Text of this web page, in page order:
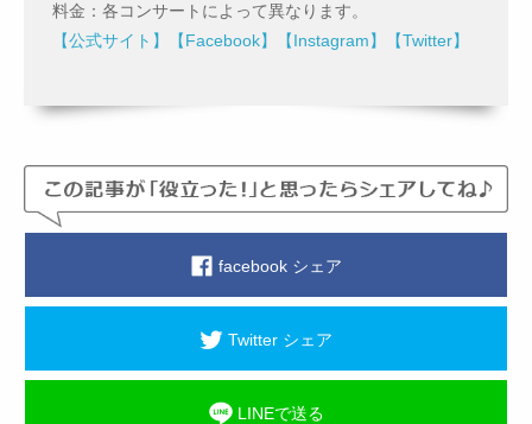
料金：各コンサートによって異なります。
【公式サイト】
【Facebook】 【Instagram】 【Twitter】
facebook シェア
Twitter シェア
LINEで送る